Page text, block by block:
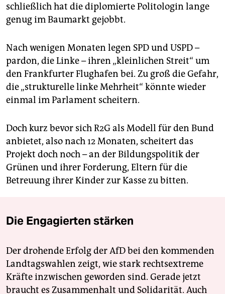
schließlich hat die diplomierte Politologin lange
genug im Baumarkt gejobbt.
Nach wenigen Monaten legen SPD und USPD –
pardon, die Linke – ihren „kleinlichen Streit“ um
den Frankfurter Flughafen bei. Zu groß die Gefahr,
die „strukturelle linke Mehrheit“ könnte wieder
einmal im Parlament scheitern.
Doch kurz bevor sich R2G als Modell für den Bund
anbietet, also nach 12 Monaten, scheitert das
Projekt doch noch – an der Bildungspolitik der
Grünen und ihrer Forderung, Eltern für die
Betreuung ihrer Kinder zur Kasse zu bitten.
Die Engagierten stärken
Der drohende Erfolg der AfD bei den kommenden
Landtagswahlen zeigt, wie stark rechtsextreme
Kräfte inzwischen geworden sind. Gerade jetzt
braucht es Zusammenhalt und Solidarität. Auch